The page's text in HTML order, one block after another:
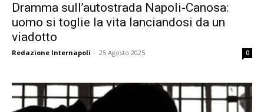
Dramma sull’autostrada Napoli-Canosa:
uomo si toglie la vita lanciandosi da un
viadotto
Redazione Internapoli - 25 Agosto 2025 0